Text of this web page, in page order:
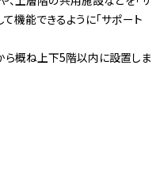
て機能できるように「サポート
ら概ね上下5階以内に設置しま